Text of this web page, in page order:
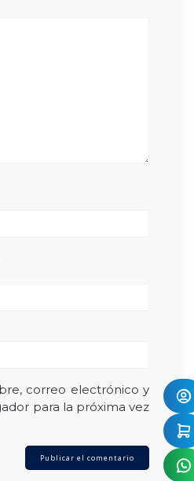
correo electrónico y
para la próxima vez